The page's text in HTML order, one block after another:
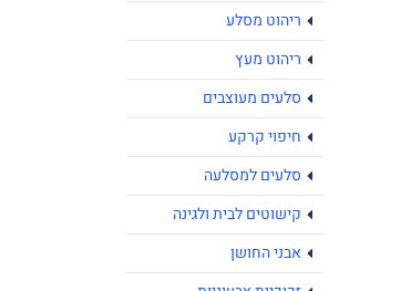
ריהוט מסלע
ריהוט מעץ
סלעים מעוצבים
חיפוי קרקע
סלעים למסלעה
קישוטים לבית ולגינה
אבני החושן